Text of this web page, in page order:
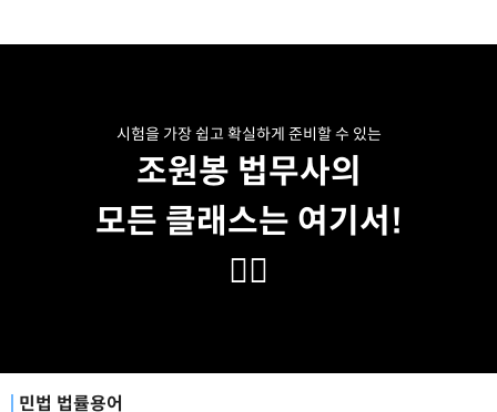
시험을 가장 쉽고 확실하게 준비할 수 있는
조원봉 법무사의
모든 클래스는 여기서!
👇🏻
민법 법률용어